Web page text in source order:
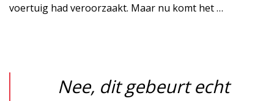
voertuig had veroorzaakt. Maar nu komt het …
Nee, dit gebeurt echt